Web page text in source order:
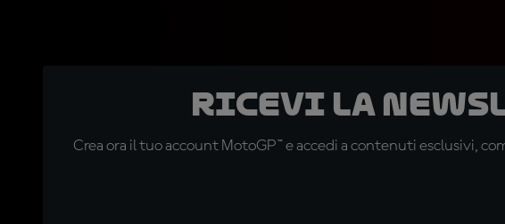
Ricevi la
Crea ora il tuo account MotoGP™ e accedi a contenuti esclusivi,